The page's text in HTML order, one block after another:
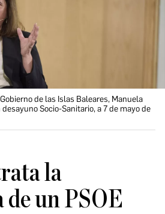
de las Islas Baleares, Manuela
Socio-Sanitario, a 7 de mayo de
la
un PSOE